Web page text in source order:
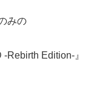
みの
Rebirth Edition-』